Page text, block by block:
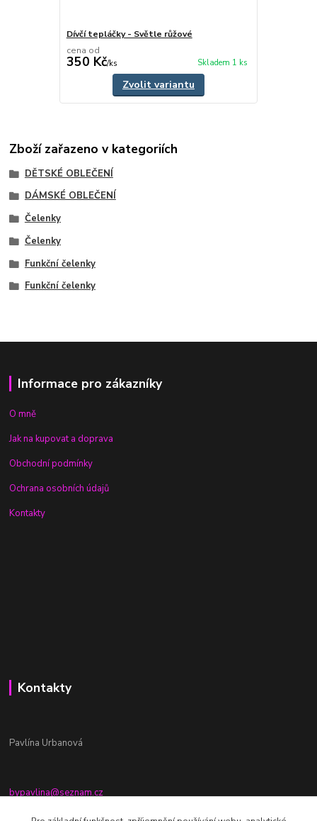
Dívčí tepláčky - Světle růžové
cena od
350 Kč/ks Skladem 1 ks
Zvolit variantu
Zboží zařazeno v kategoriích
DĚTSKÉ OBLEČENÍ
DÁMSKÉ OBLEČENÍ
Čelenky
Čelenky
Funkční čelenky
Funkční čelenky
Informace pro zákazníky
O mně
Jak na kupovat a doprava
Obchodní podmínky
Ochrana osobních údajů
Kontakty
Kontakty
Pavlína Urbanová
bypavlina@seznam.cz
+420774917196